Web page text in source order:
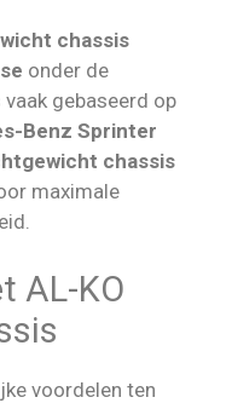
chassis
onder de
gebaseerd op
Benz Sprinter
chassis
maximale
AL-KO
voordelen ten